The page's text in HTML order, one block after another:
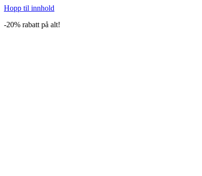
Hopp til innhold
-20% rabatt på alt!